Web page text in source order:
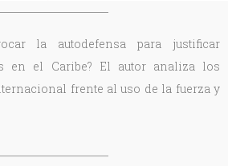
la autodefensa para justificar
en el Caribe? El autor analiza los
frente al uso de la fuerza y